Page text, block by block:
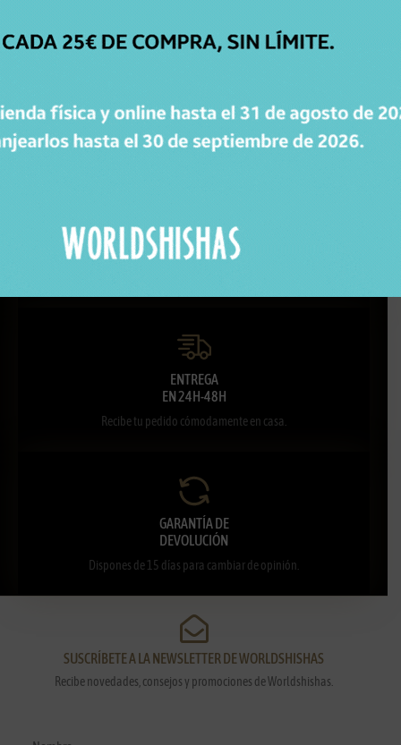
PERSONALIZADA
Respondemos todas tus dudas, ¡Contáctanos!
ENVÍOS
GRATIS
ENTREGA
EN 24H-48H
Recibe tu pedido cómodamente en casa.
GARANTÍA DE
DEVOLUCIÓN
Dispones de 15 días para cambiar de opinión.
SUSCRÍBETE A LA NEWSLETTER DE WORLDSHISHAS
Recibe novedades, consejos y promociones de Worldshishas.